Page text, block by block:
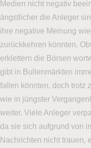
Medien nicht negativ
ängstlicher die Anleger
ihre negative Meinung
zurückkehren könnten.
erklettern die Börsen
gibt in Bullenmärkten
fallen könnten, doch trotz
wie in jüngster
weiter. Viele Anleger
da sie sich aufgrund von
Nachrichten nicht trauen,